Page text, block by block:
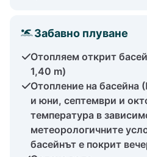
Забавно плуване
Отопляем открит
1,40 m)
Отопление на басейна
и юни, септември и
температура в
метеорологичните
басейнът е покрит